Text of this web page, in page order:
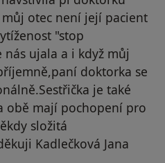
otec není její pacient
"stop
nás ujala a i když můj
doktorka se
je také
obě mají pochopení pro
složitá
Kadlečková Jana